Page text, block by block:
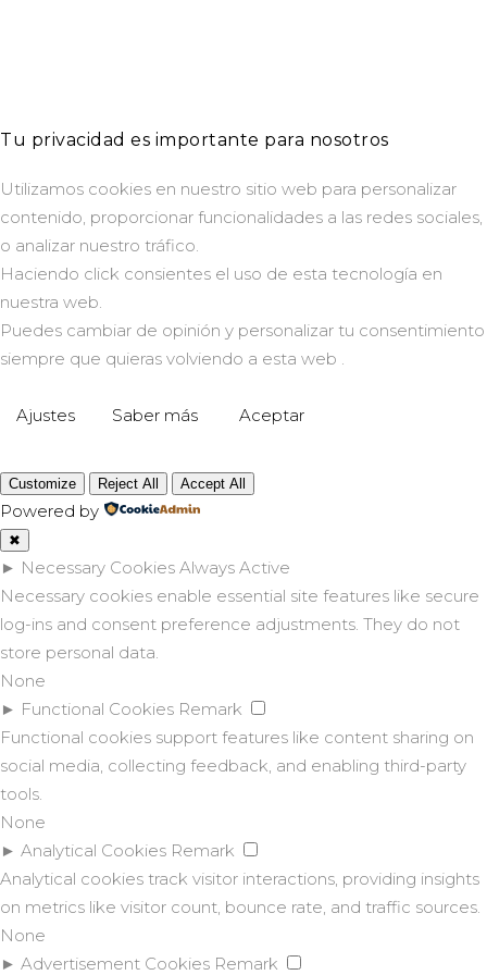
Tu privacidad es importante para nosotros
Utilizamos cookies en nuestro sitio web para personalizar
contenido, proporcionar funcionalidades a las redes sociales,
o analizar nuestro tráfico.
Haciendo click consientes el uso de esta tecnología en
nuestra web.
Puedes cambiar de opinión y personalizar tu consentimiento
siempre que quieras volviendo a esta web .
Ajustes Saber más Aceptar
Customize Reject All Accept All
Powered by
✖
► Necessary Cookies Always Active
Necessary cookies enable essential site features like secure
log-ins and consent preference adjustments. They do not
store personal data.
None
► Functional Cookies Remark
Functional cookies support features like content sharing on
social media, collecting feedback, and enabling third-party
tools.
None
► Analytical Cookies Remark
Analytical cookies track visitor interactions, providing insights
on metrics like visitor count, bounce rate, and traffic sources.
None
► Advertisement Cookies Remark